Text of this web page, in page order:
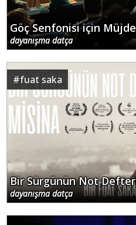
Göç Senfonisi için
dayanışma datça
#fuat saka
Bir Sürgünün Not
dayanışma datça